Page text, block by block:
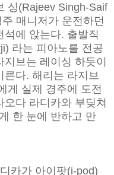
싱(Rajeev Singh-Saif
매니저가 운전하던
석에 앉는다. 출발직
라는 피아노를 전공
브는 레이싱 하듯이
다. 해리는 라지브
게 실제 경주에 도전
다 라디카와 부딪쳐
한 눈에 반하고 만
카가 아이팟(i-pod)